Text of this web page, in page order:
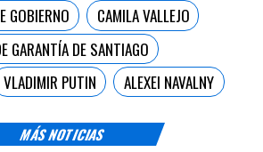
MÁS NOTICIAS
GOBIERNO
CAMILA VALLEJO
GARANTÍA DE SANTIAGO
VLADIMIR PUTIN
ALEXEI NAVALNY